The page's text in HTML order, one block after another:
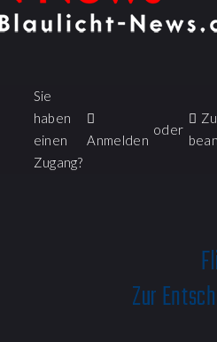
Sie
haben
einen
Zugang?
Anmelden
oder
Zur